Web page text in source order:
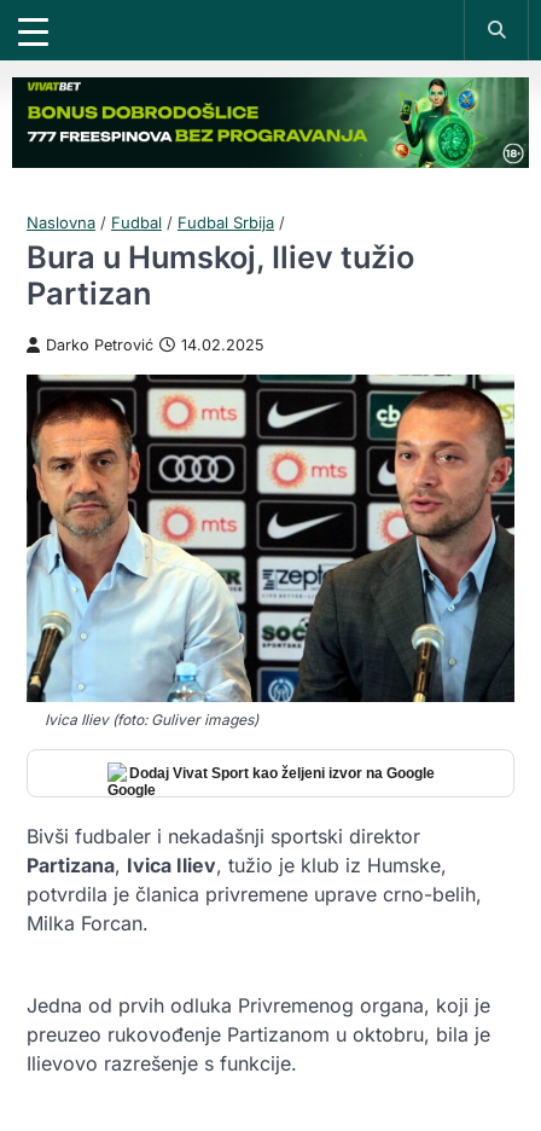
Naslovna / Fudbal / Fudbal Srbija /
Bura u Humskoj, Iliev tužio
Partizan
Darko Petrović 14.02.2025
Ivica Iliev (foto: Guliver images)
Dodaj Vivat Sport kao željeni izvor na Google
Bivši fudbaler i nekadašnji sportski direktor
Partizana, Ivica Iliev, tužio je klub iz Humske,
potvrdila je članica privremene uprave crno-belih,
Milka Forcan.
Jedna od prvih odluka Privremenog organa, koji je
preuzeo rukovođenje Partizanom u oktobru, bila je
Ilievovo razrešenje s funkcije.